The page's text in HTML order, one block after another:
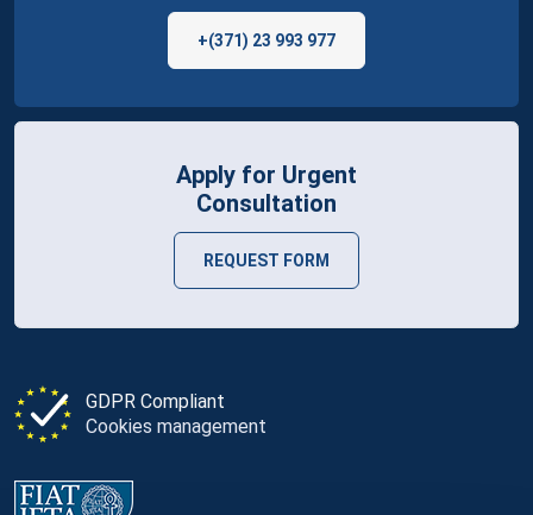
GDPR Compliant
Cookies management
+(371) 23 993 977
Apply for Urgent
Consultation
REQUEST FORM